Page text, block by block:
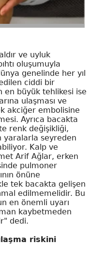
ve uyluk
oluşumuyla
genelinde her yıl
ciddi bir
en büyük tehlikesi ise
ulaşması ve
akciğer embolisine
Ayrıca bacakta
renk değişikliği,
yaralarla seyreden
Kalp ve
Arif Ağlar, erken
pulmoner
önüne
tek bacakta gelişen
edilmemelidir. Bu
en önemli uyarı
kaybetmeden
dedi.
riskini